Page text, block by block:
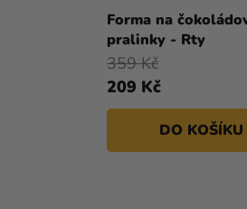
Forma na
pralinky - Rty
209 Kč
359 Kč
DO KOŠÍKU